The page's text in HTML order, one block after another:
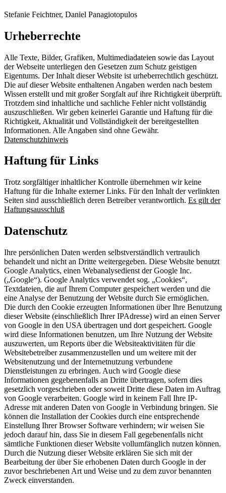
Stefanie Feichtner, Daniel Panagiotopulos
Urheberrechte
Alle Texte, Bilder, Grafiken, Multimediadateien sowie das Layout
der Webseite unterliegen den Gesetzen zum Schutz geistigen
Eigentums. Der Inhalt dieser Website ist urheberrechtlich geschützt.
Die auf dieser Website enthaltenen Angaben werden nach bestem
Wissen erstellt und mit großer Sorgfalt auf ihre Richtigkeit überprüft.
Trotzdem sind inhaltliche und sachliche Fehler nicht vollständig
auszuschließen. Wir geben keinerlei Garantie und Haftung für die
Richtigkeit, Aktualität und Vollständigkeit der bereitgestellten
Informationen. Alle Angaben sind ohne Gewähr.
Datenschutzhinweis
Haftung für Links
Trotz sorgfältiger inhaltlicher Kontrolle übernehmen wir keine
Haftung für die Inhalte externer Links. Für den Inhalt der verlinkten
Seiten sind ausschließlich deren Betreiber verantwortlich. Es gilt der
Haftungsausschluß
Datenschutz
Ihre persönlichen Daten werden selbstverständlich vertraulich
behandelt und nicht an Dritte weitergegeben. Diese Website benutzt
Google Analytics, einen Webanalysedienst der Google Inc.
(„Google“). Google Analytics verwendet sog. „Cookies“,
Textdateien, die auf Ihrem Computer gespeichert werden und die
eine Analyse der Benutzung der Website durch Sie ermöglichen.
Die durch den Cookie erzeugten Informationen über Ihre Benutzung
dieser Website (einschließlich Ihrer IPAdresse) wird an einen Server
von Google in den USA übertragen und dort gespeichert. Google
wird diese Informationen benutzen, um Ihre Nutzung der Website
auszuwerten, um Reports über die Websiteaktivitäten für die
Websitebetreiber zusammenzustellen und um weitere mit der
Websitenutzung und der Internetnutzung verbundene
Dienstleistungen zu erbringen. Auch wird Google diese
Informationen gegebenenfalls an Dritte übertragen, sofern dies
gesetzlich vorgeschrieben oder soweit Dritte diese Daten im Auftrag
von Google verarbeiten. Google wird in keinem Fall Ihre IP-
Adresse mit anderen Daten von Google in Verbindung bringen. Sie
können die Installation der Cookies durch eine entsprechende
Einstellung Ihrer Browser Software verhindern; wir weisen Sie
jedoch darauf hin, dass Sie in diesem Fall gegebenenfalls nicht
sämtliche Funktionen dieser Website vollumfänglich nutzen können.
Durch die Nutzung dieser Website erklären Sie sich mit der
Bearbeitung der über Sie erhobenen Daten durch Google in der
zuvor beschriebenen Art und Weise und zu dem zuvor benannten
Zweck einverstanden.